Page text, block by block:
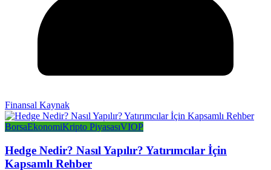
Finansal Kaynak
BorsaEkonomiKripto PiyasasıVIOP
Hedge Nedir? Nasıl Yapılır? Yatırımcılar İçin
Kapsamlı Rehber